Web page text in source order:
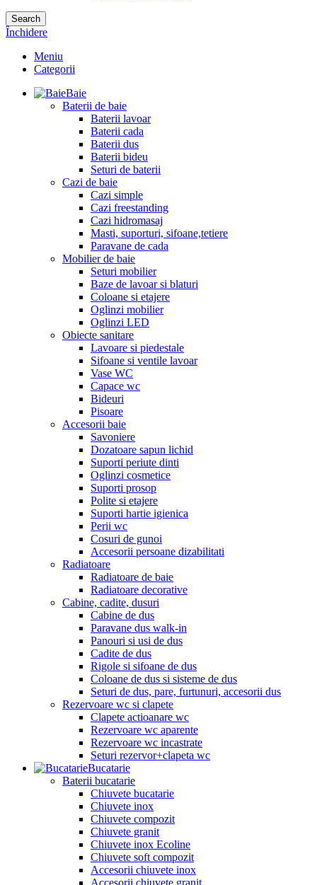
Search
Închidere
Meniu
Categorii
Baie
Baterii de baie
Baterii lavoar
Baterii cada
Baterii dus
Baterii bideu
Seturi de baterii
Cazi de baie
Cazi simple
Cazi freestanding
Cazi hidromasaj
Masti, suporturi, sifoane,tetiere
Paravane de cada
Mobilier de baie
Seturi mobilier
Baze de lavoar si blaturi
Coloane si etajere
Oglinzi mobilier
Oglinzi LED
Obiecte sanitare
Lavoare si piedestale
Sifoane si ventile lavoar
Vase WC
Capace wc
Bideuri
Pisoare
Accesorii baie
Savoniere
Dozatoare sapun lichid
Suporti periute dinti
Oglinzi cosmetice
Suporti prosop
Polite si etajere
Suporti hartie igienica
Perii wc
Cosuri de gunoi
Accesorii persoane dizabilitati
Radiatoare
Radiatoare de baie
Radiatoare decorative
Cabine, cadite, dusuri
Cabine de dus
Paravane dus walk-in
Panouri si usi de dus
Cadite de dus
Rigole si sifoane de dus
Coloane de dus si sisteme de dus
Seturi de dus, pare, furtunuri, accesorii dus
Rezervoare wc si clapete
Clapete actioanare wc
Rezervoare wc aparente
Rezervoare wc incastrate
Seturi rezervor+clapeta wc
Bucatarie
Baterii bucatarie
Chiuvete bucatarie
Chiuvete inox
Chiuvete compozit
Chiuvete granit
Chiuvete inox Ecoline
Chiuvete soft compozit
Accesorii chiuvete inox
Accesorii chiuvete granit